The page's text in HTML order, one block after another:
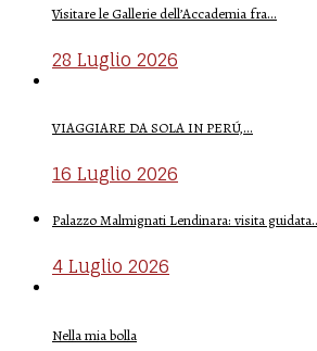
Visitare le Gallerie dell’Accademia fra…
28 Luglio 2026
VIAGGIARE DA SOLA IN PERÚ,…
16 Luglio 2026
Palazzo Malmignati Lendinara: visita
4 Luglio 2026
Nella mia bolla